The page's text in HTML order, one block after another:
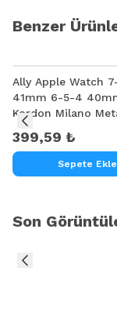
Benzer
Ally Apple Watch
41mm 6-5-4
Kordon Milano
Kopça 3-2-1 38mm
399,59 ₺
Sepete Ekle
Son